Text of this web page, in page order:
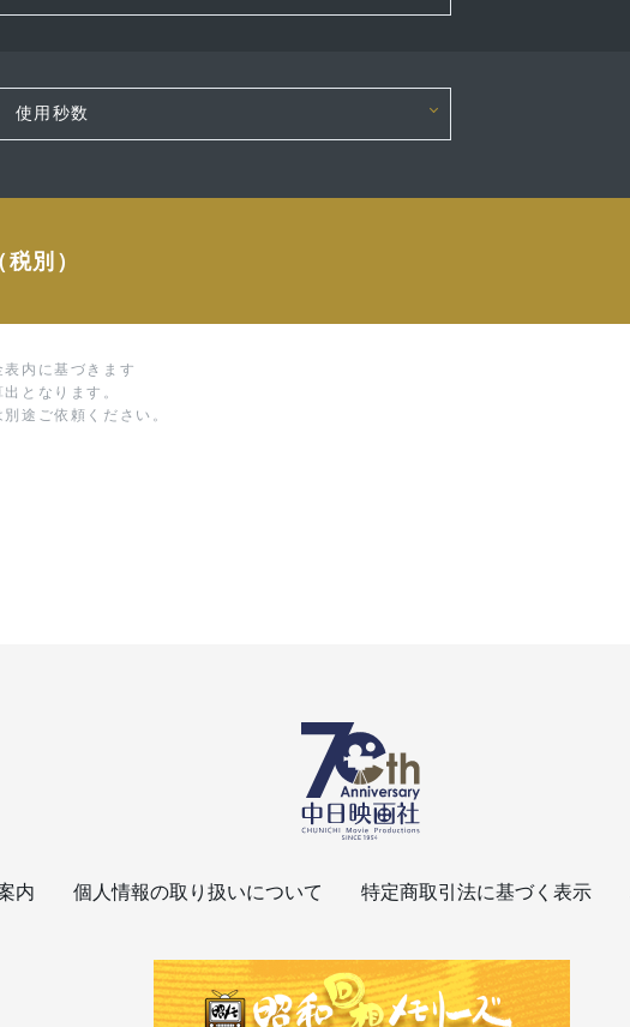
別）
内に基づきます
となります。
途ご依頼ください。
内 個人情報の取り扱いについて 特定商取引法に基づく表示